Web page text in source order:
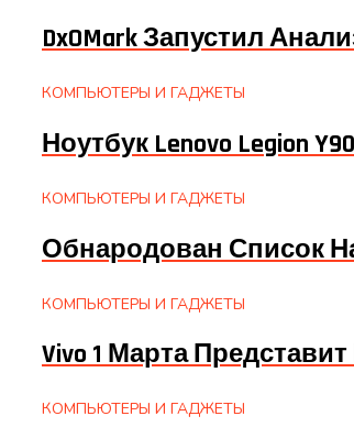
DxOMark Запустил
КОМПЬЮТЕРЫ И ГАДЖЕТЫ
Ноутбук Lenovo Legion
КОМПЬЮТЕРЫ И ГАДЖЕТЫ
Обнародован Список
КОМПЬЮТЕРЫ И ГАДЖЕТЫ
Vivo 1 Марта
КОМПЬЮТЕРЫ И ГАДЖЕТЫ